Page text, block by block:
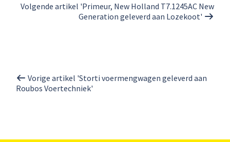
Volgende artikel 'Primeur, New Holland T7.1245AC New
Generation geleverd aan Lozekoot'
Vorige artikel 'Storti voermengwagen geleverd aan
Roubos Voertechniek'